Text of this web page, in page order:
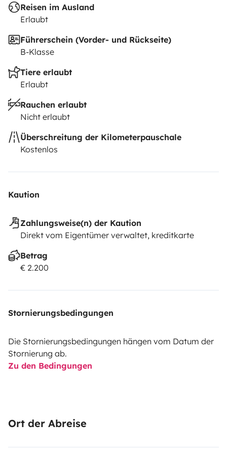
Reisen im Ausland
Erlaubt
Führerschein (Vorder- und Rückseite)
B-Klasse
Tiere erlaubt
Erlaubt
Rauchen erlaubt
Nicht erlaubt
Überschreitung der Kilometerpauschale
Kostenlos
Kaution
Zahlungsweise(n) der Kaution
Direkt vom Eigentümer verwaltet, kreditkarte
Betrag
€ 2.200
Stornierungsbedingungen
Die Stornierungsbedingungen hängen vom Datum der
Stornierung ab.
Zu den Bedingungen
Ort der Abreise